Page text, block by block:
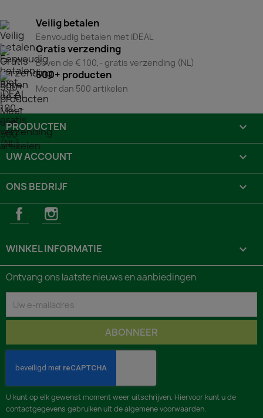
Veilig betalen
Eenvoudig betalen met iDEAL
Gratis verzending
Boven de € 100,- gratis verzending (NL)
500+ producten
Meer dan 500 artikelen
PRODUCTEN 
UW ACCOUNT 
ONS BEDRIJF 
FacebookInstagram
WINKEL INFORMATIE keyboard_arrow_down
Ontvang ons laatste nieuws en aanbiedingen
U kunt op elk gewenst moment weer uitschrijven. Hiervoor kunt u de
contactgegevens gebruiken uit de algemene voorwaarden.